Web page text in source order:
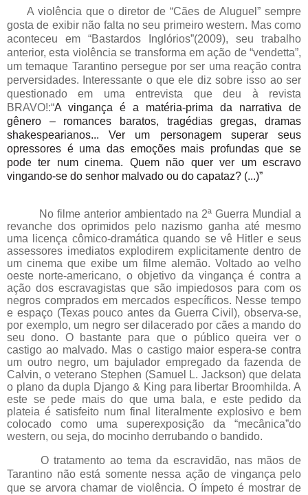
A violência que o diretor de “Cães de Aluguel” sempre
gosta de exibir não falta no seu primeiro western. Mas como
aconteceu em “Bastardos Inglórios”(2009), seu trabalho
anterior, esta violência se transforma em ação de “vendetta”,
um temaque Tarantino persegue por ser uma reação contra
perversidades. Interessante o que ele diz sobre isso ao ser
questionado em uma entrevista que deu à revista
BRAVO!:“A vingança é a matéria-prima da narrativa de
gênero – romances baratos, tragédias gregas, dramas
shakespearianos... Ver um personagem superar seus
opressores é uma das emoções mais profundas que se
pode ter num cinema. Quem não quer ver um escravo
vingando-se do senhor malvado ou do capataz? (...)”
No filme anterior ambientado na 2ª Guerra Mundial a
revanche dos oprimidos pelo nazismo ganha até mesmo
uma licença cômico-dramática quando se vê Hitler e seus
assessores imediatos explodirem explicitamente dentro de
um cinema que exibe um filme alemão. Voltado ao velho
oeste norte-americano, o objetivo da vingança é contra a
ação dos escravagistas que são impiedosos para com os
negros comprados em mercados específicos. Nesse tempo
e espaço (Texas pouco antes da Guerra Civil), observa-se,
por exemplo, um negro ser dilacerado por cães a mando do
seu dono. O bastante para que o público queira ver o
castigo ao malvado. Mas o castigo maior espera-se contra
um outro negro, um bajulador empregado da fazenda de
Calvin, o veterano Stephen (Samuel L. Jackson) que delata
o plano da dupla Django & King para libertar Broomhilda. A
este se pede mais do que uma bala, e este pedido da
plateia é satisfeito num final literalmente explosivo e bem
colocado como uma superexposição da “mecânica”do
western, ou seja, do mocinho derrubando o bandido.
O tratamento ao tema da escravidão, nas mãos de
Tarantino não está somente nessa ação de vingança pelo
que se arvora chamar de violência. O ímpeto é mostrar de